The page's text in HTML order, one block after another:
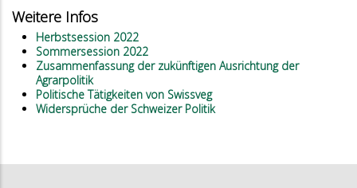
Weitere Infos
Herbstsession 2022
Sommersession 2022
Zusammenfassung der zukünftigen Ausrichtung der
Agrarpolitik
Politische Tätigkeiten von Swissveg
Widersprüche der Schweizer Politik